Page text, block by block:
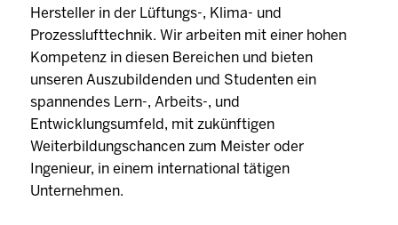
Hersteller in der Lüftungs-, Klima- und
Prozesslufttechnik. Wir arbeiten mit einer hohen
Kompetenz in diesen Bereichen und bieten
unseren Auszubildenden und Studenten ein
spannendes Lern-, Arbeits-, und
Entwicklungsumfeld, mit zukünftigen
Weiterbildungschancen zum Meister oder
Ingenieur, in einem international tätigen
Unternehmen.